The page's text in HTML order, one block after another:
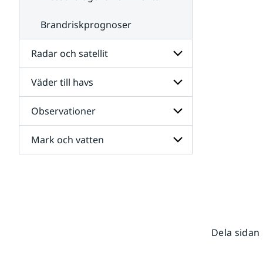
Brandriskprognoser
Radar och satellit
Undersidor
för
Radar
och
satellit
Väder till havs
Undersidor
för
Väder
till
havs
Observationer
Undersidor
för
Mark och vatten
Dela sidan